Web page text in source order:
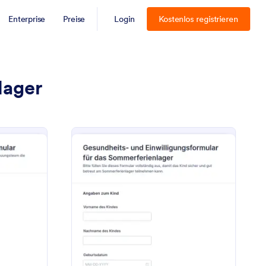
Enterprise Preise Login Kostenlos registrieren
Medizinische Anmeldung Formular
Vorschau